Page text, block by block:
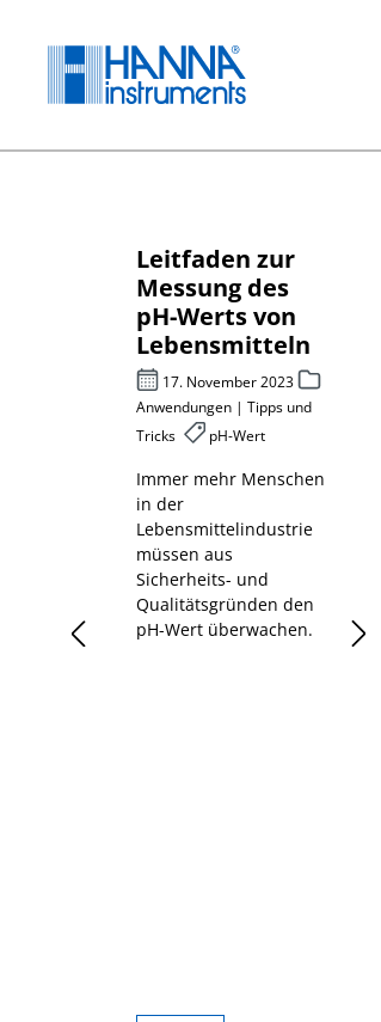
Leitfaden zur
Messung des
pH-Werts von
Lebensmitteln
17. November 2023
Anwendungen | Tipps und
Tricks
pH-Wert
Immer mehr Menschen
in der
Lebensmittelindustrie
müssen aus
Sicherheits- und
Qualitätsgründen den
pH-Wert überwachen.